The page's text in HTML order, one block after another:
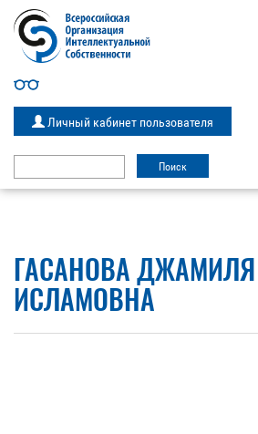
Личный кабинет пользователя
ГАСАНОВА ДЖАМИЛЯ
ИСЛАМОВНА